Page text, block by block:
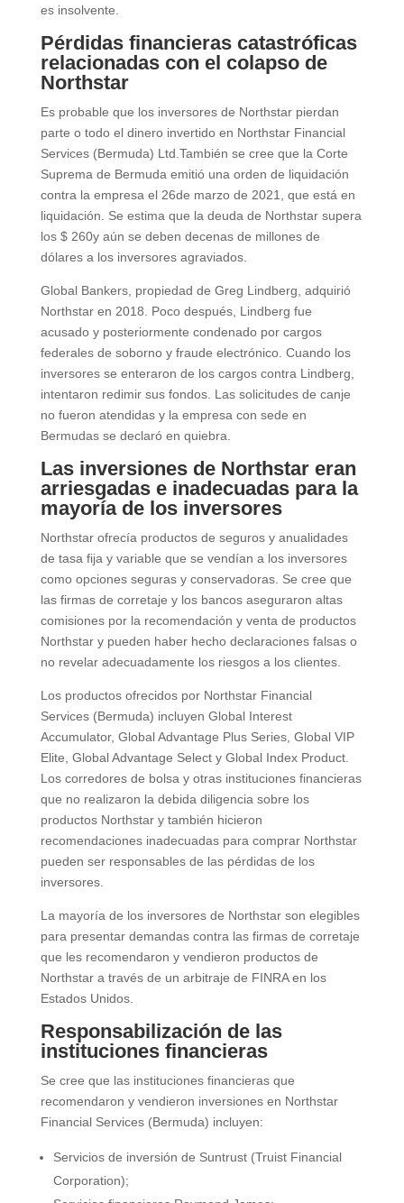
es insolvente.
Pérdidas financieras catastróficas
relacionadas con el colapso de
Northstar
Es probable que los inversores de Northstar pierdan
parte o todo el dinero invertido en Northstar Financial
Services (Bermuda) Ltd.También se cree que la Corte
Suprema de Bermuda emitió una orden de liquidación
contra la empresa el 26de marzo de 2021, que está en
liquidación. Se estima que la deuda de Northstar supera
los $ 260y aún se deben decenas de millones de
dólares a los inversores agraviados.
Global Bankers, propiedad de Greg Lindberg, adquirió
Northstar en 2018.
Poco después, Lindberg fue
acusado y posteriormente condenado por cargos
federales de soborno y fraude electrónico. Cuando los
inversores se enteraron de los cargos contra Lindberg,
intentaron redimir sus fondos. Las solicitudes de canje
no fueron atendidas y la empresa con sede en
Bermudas se declaró en quiebra.
Las inversiones de Northstar eran
arriesgadas e inadecuadas para la
mayoría de los inversores
Northstar ofrecía productos de seguros y anualidades
de tasa fija y variable que se vendían a los inversores
como opciones seguras y conservadoras. Se cree que
las firmas de corretaje y los bancos aseguraron altas
comisiones por la recomendación y venta de productos
Northstar y pueden haber hecho declaraciones falsas o
no revelar adecuadamente los riesgos a los clientes.
Los productos ofrecidos por Northstar Financial
Services (Bermuda) incluyen Global Interest
Accumulator, Global Advantage Plus Series, Global VIP
Elite, Global Advantage Select y Global Index Product.
Los corredores de bolsa y otras instituciones financieras
que no realizaron la debida diligencia sobre los
productos Northstar y también hicieron
recomendaciones inadecuadas para comprar Northstar
pueden ser responsables de las pérdidas de los
inversores.
La mayoría de los inversores de Northstar son elegibles
para presentar demandas contra las firmas de corretaje
que les recomendaron y vendieron productos de
Northstar a través de un arbitraje de FINRA en los
Estados Unidos.
Responsabilización de las
instituciones financieras
Se cree que las instituciones financieras que
recomendaron y vendieron inversiones en Northstar
Financial Services (Bermuda) incluyen:
Servicios de inversión de Suntrust (Truist Financial
Corporation);